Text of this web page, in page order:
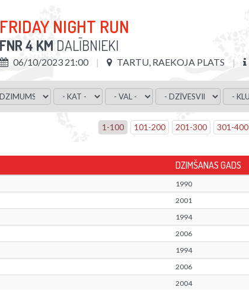
FRIDAY NIGHT RUN
FNR 4 KM DALĪBNIEKI
06/10/2023 21:00 TARTU, RAEKOJA PLATS
1 -100 101 -200 201 -300 301 -400
DZIMŠANAS GADS
1990
2001
1994
2006
1994
2006
2004